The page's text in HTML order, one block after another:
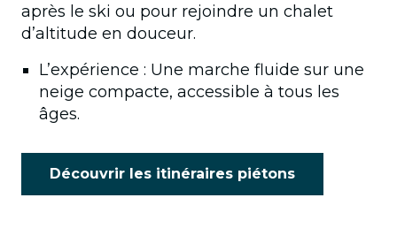
après le ski ou pour rejoindre un chalet
d’altitude en douceur.
L’expérience : Une marche fluide sur une
neige compacte, accessible à tous les
âges.
Découvrir les itinéraires piétons